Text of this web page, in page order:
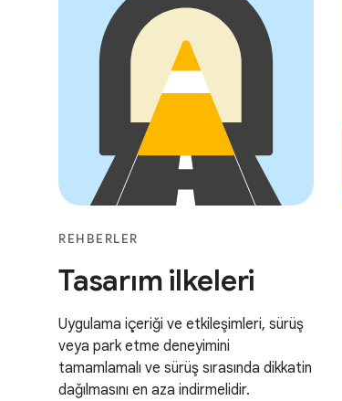
REHBERLER
Tasarım ilkeleri
Uygulama içeriği ve etkileşimleri, sürüş
veya park etme deneyimini
tamamlamalı ve sürüş sırasında dikkatin
dağılmasını en aza indirmelidir.